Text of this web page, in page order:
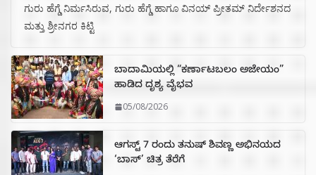
ಗುರು ಹೆಗ್ಡೆ ನಿರ್ಮಸಿರುವ, ಗುರು ಹೆಗ್ಡೆ ಹಾಗೂ ವಿನಯ್ ಪ್ರೀತಮ್ ನಿರ್ದೇಶನದ
ಮತ್ತು ಶ್ರೀನಗರ ಕಿಟ್ಟಿ
ಬಾದಾಮಿಯಲ್ಲಿ “ಕರ್ಣಾಟಬಲಂ ಅಜೇಯಂ”
ಹಾಡಿದ ದೃಶ್ಯ ವೈಭವ
05/08/2026
ಆಗಸ್ಟ್ 7 ರಂದು ತನುಷ್ ಶಿವಣ್ಣ ಅಭಿನಯದ
‘ಬಾಸ್’ ಚಿತ್ರ ತೆರೆಗೆ